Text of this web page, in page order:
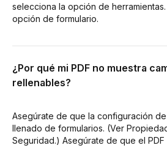
selecciona la opción de
opción de formulario.
¿Por qué mi PDF no muestra
rellenables?
Asegúrate de que la configuración
llenado de formularios. (Ver
Seguridad.) Asegúrate de que el